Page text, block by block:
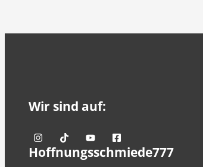
Wir sind auf:
Hoffnungsschmiede777